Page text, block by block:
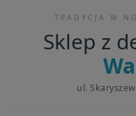
TRADYCJA W
Sklep z
ul.